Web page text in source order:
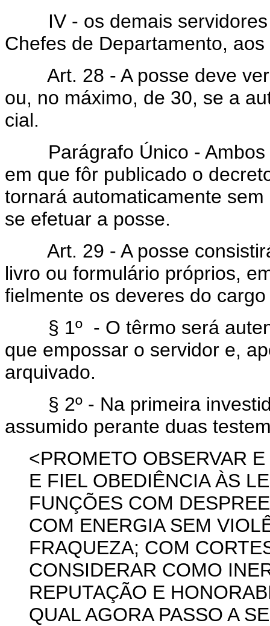
IV - os demais servidores
Chefes de Departamento,
Art. 28 - A posse deve
ou, no máximo, de 30, se a
cial.
Parágrafo Único - Ambos
em que fôr publicado o
tornará automaticamente
se efetuar a posse.
Art. 29 - A posse
livro ou formulário próprios,
fielmente os deveres do
§ 1º - O têrmo será
que empossar o servidor e,
arquivado.
§ 2º - Na primeira
assumido perante duas
<PROMETO OBSERVAR
E FIEL OBEDIÊNCIA ÀS
FUNÇÕES COM
COM ENERGIA SEM
FRAQUEZA; COM
CONSIDERAR COMO
REPUTAÇÃO E
QUAL AGORA PASSO A